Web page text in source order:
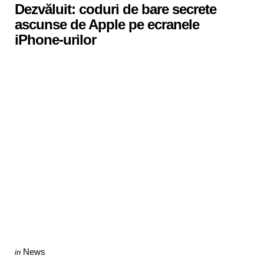
Dezvăluit: coduri de bare secrete
ascunse de Apple pe ecranele
iPhone-urilor
Categories
Posted
in News